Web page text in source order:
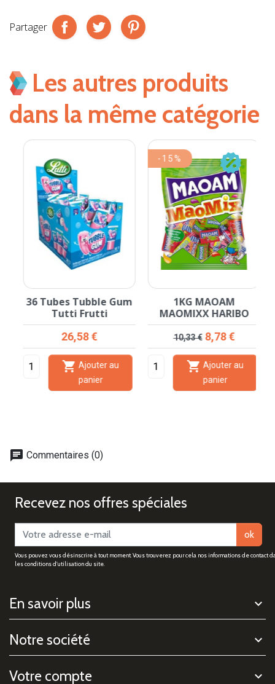
Partager
Les autres produits
dans la même catégorie
36 Tubes Tubble Gum
Tutti Frutti
Prix
26,58 €
Ajouter au
panier
1KG MAOAM
MAOMIXX HARIBO
Prix de base
10,33 €Prix
8,78 €
Ajouter au
panier
-15%
chat Commentaires (0)
Recevez nos offres spéciales
ok
Vous pouvez vous désinscrire à tout moment. Vous trouverez pour cela nos informations de contact
les conditions d'utilisation du site.
En savoir plus
Notre société
Votre compte